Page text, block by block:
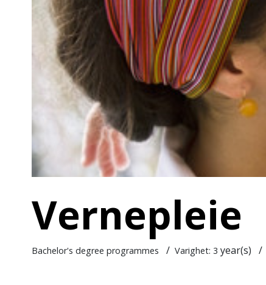
Vernepleie
Bachelor's degree programmes / Varighet: 3 year(s) /